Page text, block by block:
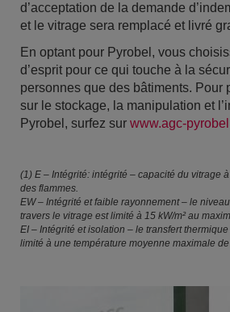
d’acceptation de la demande
et le vitrage sera remplacé et livré
En optant pour Pyrobel, vous
d’esprit pour ce qui touche à la
personnes que des bâtiments. Pour
sur le stockage, la manipulation et
Pyrobel, surfez sur www.agc-
(1) E – Intégrité: intégrité – capacité du vitrage
des flammes.
EW – Intégrité et faible rayonnement – le
travers le vitrage est limité à 15 kW/m² au
EI – Intégrité et isolation – le transfert
limité à une température moyenne maximale de